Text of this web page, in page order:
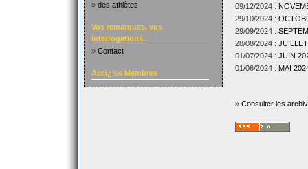
» des athlètes
Vos remarques, vos
interrogations...
» Contact
Accï¿½s Membres
09/12/2024 :
29/10/2024 :
29/09/2024 :
28/08/2024 :
01/07/2024 : JUIN
01/06/2024 : MAI
» Consulter les